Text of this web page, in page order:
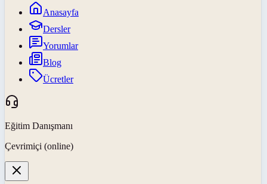
Anasayfa
Dersler
Yorumlar
Blog
Ücretler
Eğitim Danışmanı
Çevrimiçi (online)